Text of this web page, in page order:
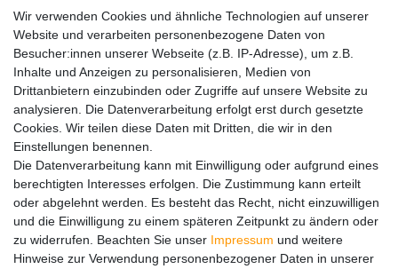
Top Themen
Adventskalender
Service
Versandinfos
FAQ
Ersatzteile
Registrieren
Wir versenden mit
Wir verwenden Cookies und ähnliche Technologien auf unserer
Website und verarbeiten personenbezogene Daten von
Besucher:innen unserer Webseite (z.B. IP-Adresse), um z.B.
Inhalte und Anzeigen zu personalisieren, Medien von
Drittanbietern einzubinden oder Zugriffe auf unsere Website zu
analysieren. Die Datenverarbeitung erfolgt erst durch gesetzte
Cookies. Wir teilen diese Daten mit Dritten, die wir in den
Einstellungen benennen.
Die Datenverarbeitung kann mit Einwilligung oder aufgrund eines
berechtigten Interesses erfolgen. Die Zustimmung kann erteilt
oder abgelehnt werden. Es besteht das Recht, nicht einzuwilligen
und die Einwilligung zu einem späteren Zeitpunkt zu ändern oder
zu widerrufen. Beachten Sie unser Impressum und weitere
Hinweise zur Verwendung personenbezogener Daten in unserer